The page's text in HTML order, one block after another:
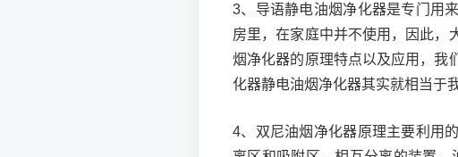
3、导语静电油烟净化器是专门用
房里，在家庭中并不使用，因此，
烟净化器的原理特点以及应用，我
化器静电油烟净化器其实就相当于
4、双尼油烟净化器原理主要利用